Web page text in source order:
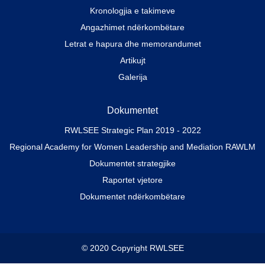
Kronologjia e takimeve
Angazhimet ndërkombëtare
Letrat e hapura dhe memorandumet
Artikujt
Galerija
Dokumentet
RWLSEE Strategic Plan 2019 - 2022
Regional Academy for Women Leadership and Mediation RAWLM
Dokumentet strategjike
Raportet vjetore
Dokumentet ndërkombëtare
© 2020 Copyright RWLSEE